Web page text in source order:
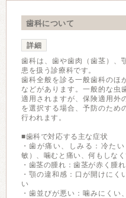
歯科について
詳細
歯科は、歯や歯肉（歯茎）、
患を扱う診療科です。
歯科全般を診る一般歯科のほ
などがあります。一般的な虫
適用されますが、保険適用外
を選択する場合、予防のため
行われます。
■歯科で対応する主な症状
・歯が痛い、しみる：冷た
敏）、噛むと痛い、何もしな
・歯茎の腫れ：歯茎が赤く腫
・顎の違和感：口が開けにく
い
・歯並びが悪い：噛みにくい